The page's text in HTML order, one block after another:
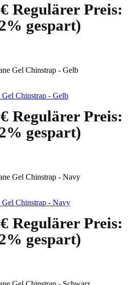
Regulärer Preis:
gespart)
Gel Chinstrap - Gelb
Regulärer Preis:
gespart)
Gel Chinstrap - Navy
Regulärer Preis:
gespart)